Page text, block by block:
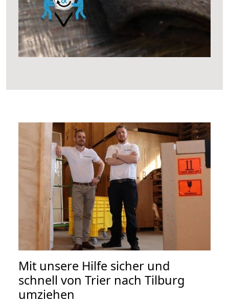
Mit unsere Hilfe sicher und
schnell von Trier nach Tilburg
umziehen